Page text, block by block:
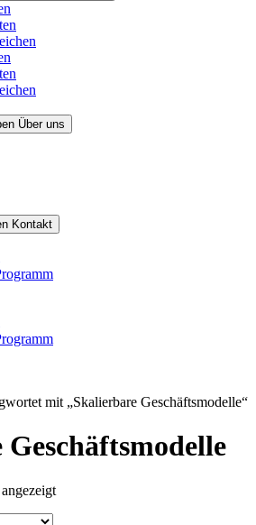
Über uns
Kontakt
mit „Skalierbare Geschäftsmodelle“